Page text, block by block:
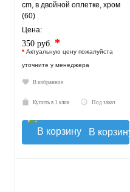
cm, в двойной оплетке, хром
(60)
Цена:
350 руб. *
* Актуальную цену пожалуйста
уточните у менеджера
В избранное
Купить в 1 клик Под заказ
В корзину